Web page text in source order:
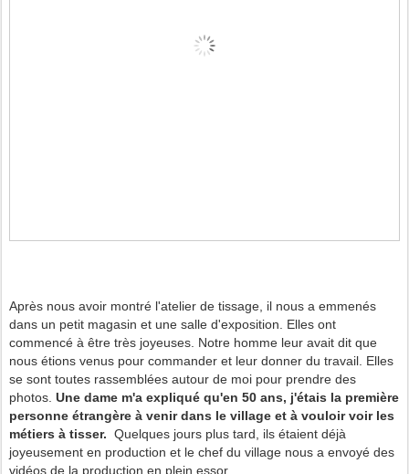
Après nous avoir montré l'atelier de tissage, il nous a emmenés
dans un petit magasin et une salle d'exposition. Elles ont
commencé à être très joyeuses. Notre homme leur avait dit que
nous étions venus pour commander et leur donner du travail. Elles
se sont toutes rassemblées autour de moi pour prendre des
photos. Une dame m'a expliqué qu'en 50 ans, j'étais la première
personne étrangère à venir dans le village et à vouloir voir les
métiers à tisser. Quelques jours plus tard, ils étaient déjà
joyeusement en production et le chef du village nous a envoyé des
vidéos de la production en plein essor.